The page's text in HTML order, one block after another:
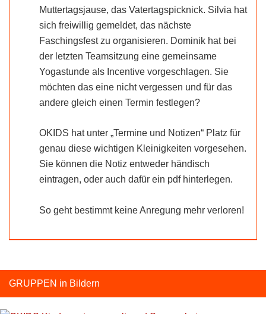
Muttertagsjause, das Vatertagspicknick. Silvia hat
sich freiwillig gemeldet, das nächste
Faschingsfest zu organisieren. Dominik hat bei
der letzten Teamsitzung eine gemeinsame
Yogastunde als Incentive vorgeschlagen. Sie
möchten das eine nicht vergessen und für das
andere gleich einen Termin festlegen?
OKIDS hat unter „Termine und Notizen“ Platz für
genau diese wichtigen Kleinigkeiten vorgesehen.
Sie können die Notiz entweder händisch
eintragen, oder auch dafür ein pdf hinterlegen.
So geht bestimmt keine Anregung mehr verloren!
GRUPPEN in Bildern